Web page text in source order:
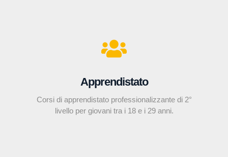
Apprendistato
Corsi di apprendistato professionalizzante di 2°
livello per giovani tra i 18 e i 29 anni.